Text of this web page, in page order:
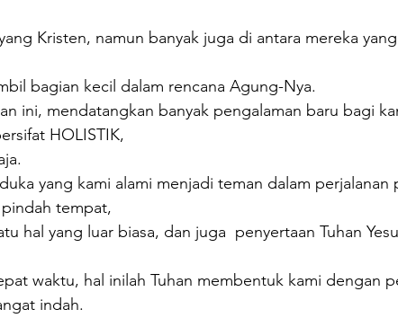
Kristen, namun banyak juga di antara mereka
bagian kecil dalam rencana Agung-Nya.
ini, mendatangkan banyak pengalaman baru bagi
HOLISTIK,
yang kami alami menjadi teman dalam perjalanan
tempat,
hal yang luar biasa, dan juga  penyertaan Tuhan
waktu, hal inilah Tuhan membentuk kami dengan
indah.